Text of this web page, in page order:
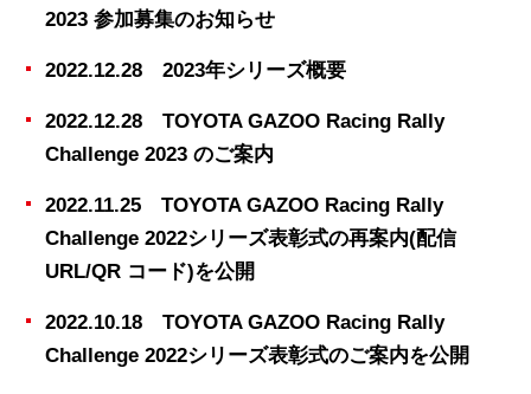
2023 参加募集のお知らせ
2022.12.28 2023年シリーズ概要
2022.12.28 TOYOTA GAZOO Racing Rally
Challenge 2023 のご案内
2022.11.25 TOYOTA GAZOO Racing Rally
Challenge 2022シリーズ表彰式の再案内(配信
URL/QR コード)を公開
2022.10.18 TOYOTA GAZOO Racing Rally
Challenge 2022シリーズ表彰式のご案内を公開